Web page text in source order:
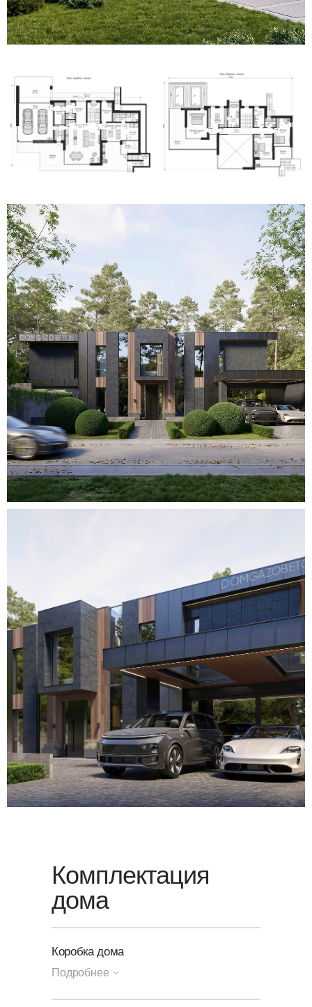
Для уточнения стоимости вашего
проекта свяжитесь с нами или
оставьте заявкуна обратный
звонок — мы свяжемся с вами
в ближайшее время.
Комплектация
дома
Коробка дома
Подробнее